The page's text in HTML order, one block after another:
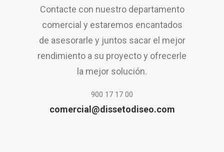
Contacte con nuestro departamento
comercial y estaremos encantados
de asesorarle y juntos sacar el mejor
rendimiento a su proyecto y ofrecerle
la mejor solución.
900 17 17 00
comercial@dissetodiseo.com